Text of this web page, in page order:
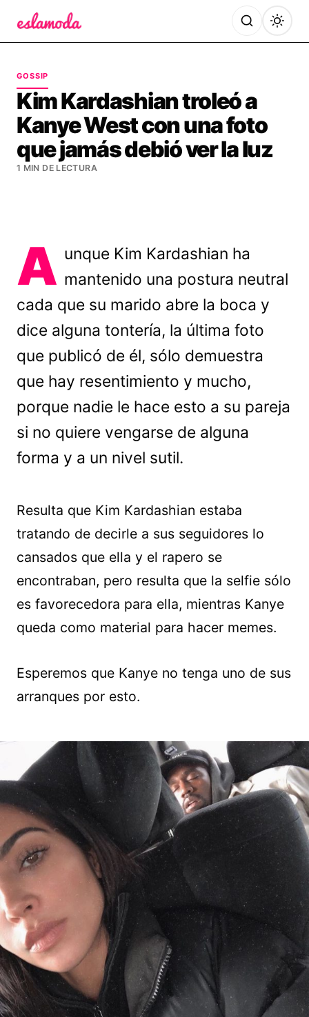
GOSSIP
Kim Kardashian troleó a
Kanye West con una foto
que jamás debió ver la luz
1 MIN DE LECTURA
A unque Kim Kardashian ha
mantenido una postura neutral
cada que su marido abre la boca y
dice alguna tontería, la última foto
que publicó de él, sólo demuestra
que hay resentimiento y mucho,
porque nadie le hace esto a su pareja
si no quiere vengarse de alguna
forma y a un nivel sutil.
Resulta que Kim Kardashian estaba
tratando de decirle a sus seguidores lo
cansados que ella y el rapero se
encontraban, pero resulta que la selfie sólo
es favorecedora para ella, mientras Kanye
queda como material para hacer memes.
Esperemos que Kanye no tenga uno de sus
arranques por esto.